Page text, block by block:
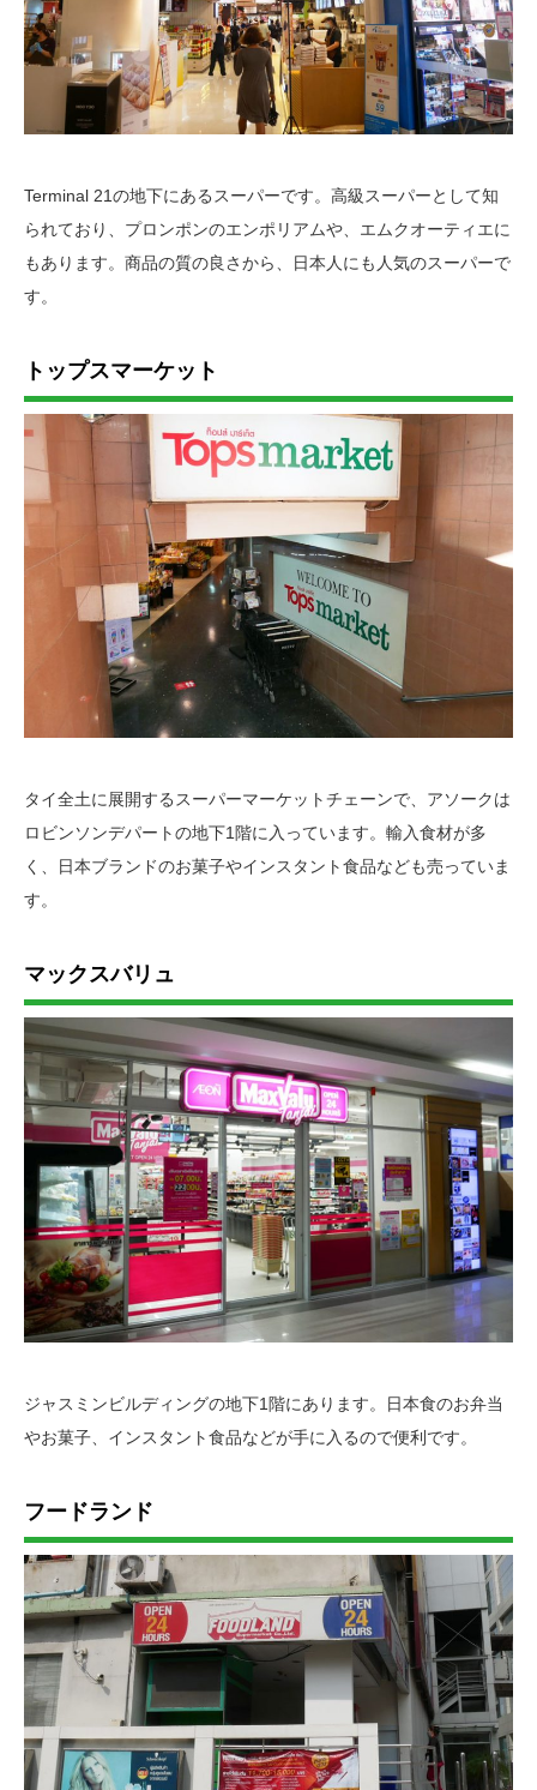
Terminal 21の地下にあるスーパーです。高級スーパーとして知
られており、プロンポンのエンポリアムや、エムクオーティエに
もあります。商品の質の良さから、日本人にも人気のスーパーで
す。
トップスマーケット
タイ全土に展開するスーパーマーケットチェーンで、アソークは
ロビンソンデパートの地下1階に入っています。輸入食材が多
く、日本ブランドのお菓子やインスタント食品なども売っていま
す。
マックスバリュ
ジャスミンビルディングの地下1階にあります。日本食のお弁当
やお菓子、インスタント食品などが手に入るので便利です。
フードランド